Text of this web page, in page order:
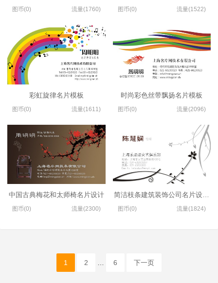
图币(0) 流量(1760)
彩虹旋律名片模板
图币(0) 流量(1611)
中国古典梅花和太师椅名片设计
图币(0) 流量(2300)
图币(0) 流量(1522)
时尚彩色丝带飘扬名片模板
图币(0) 流量(2096)
简洁枝条建筑装饰公司名片设计模
图币(0) 流量(1824)
1 2 6 下一页